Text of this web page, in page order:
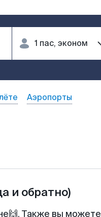
Аэропорты
и обратно)
Также вы можете